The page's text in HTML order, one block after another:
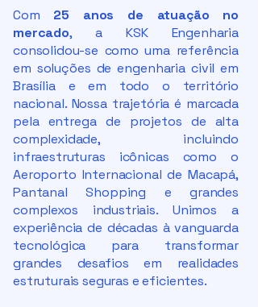
Com 25 anos de atuação no
mercado, a KSK Engenharia
consolidou-se como uma referência
em soluções de engenharia civil em
Brasília e em todo o território
nacional. Nossa trajetória é marcada
pela entrega de projetos de alta
complexidade, incluindo
infraestruturas icônicas como o
Aeroporto Internacional de Macapá,
Pantanal Shopping e grandes
complexos industriais. Unimos a
experiência de décadas à vanguarda
tecnológica para transformar
grandes desafios em realidades
estruturais seguras e eficientes.